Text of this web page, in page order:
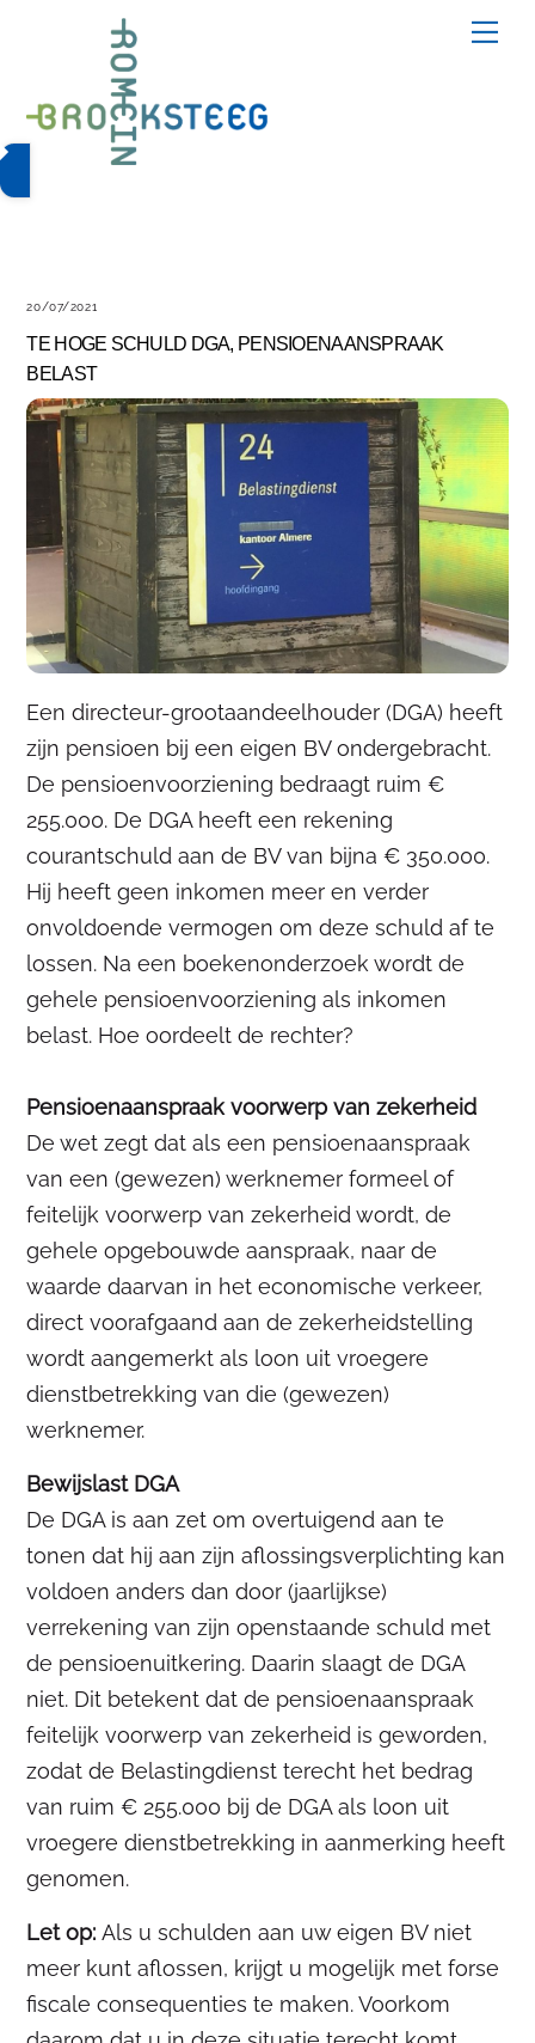
20/07/2021
TE HOGE SCHULD DGA, PENSIOENAANSPRAAK
BELAST
Een directeur-grootaandeelhouder (DGA) heeft
zijn pensioen bij een eigen BV ondergebracht.
De pensioenvoorziening bedraagt ruim €
255.000. De DGA heeft een rekening
courantschuld aan de BV van bijna € 350.000.
Hij heeft geen inkomen meer en verder
onvoldoende vermogen om deze schuld af te
lossen. Na een boekenonderzoek wordt de
gehele pensioenvoorziening als inkomen
belast. Hoe oordeelt de rechter?
Pensioenaanspraak voorwerp van zekerheid
De wet zegt dat als een pensioenaanspraak
van een (gewezen) werknemer formeel of
feitelijk voorwerp van zekerheid wordt, de
gehele opgebouwde aanspraak, naar de
waarde daarvan in het economische verkeer,
direct voorafgaand aan de zekerheidstelling
wordt aangemerkt als loon uit vroegere
dienstbetrekking van die (gewezen)
werknemer.
Bewijslast DGA
De DGA is aan zet om overtuigend aan te
tonen dat hij aan zijn aflossingsverplichting kan
voldoen anders dan door (jaarlijkse)
verrekening van zijn openstaande schuld met
de pensioenuitkering. Daarin slaagt de DGA
niet. Dit betekent dat de pensioenaanspraak
feitelijk voorwerp van zekerheid is geworden,
zodat de Belastingdienst terecht het bedrag
van ruim € 255.000 bij de DGA als loon uit
vroegere dienstbetrekking in aanmerking heeft
genomen.
Let op:Als u schulden aan uw eigen BV niet
meer kunt aflossen, krijgt u mogelijk met forse
fiscale consequenties te maken. Voorkom